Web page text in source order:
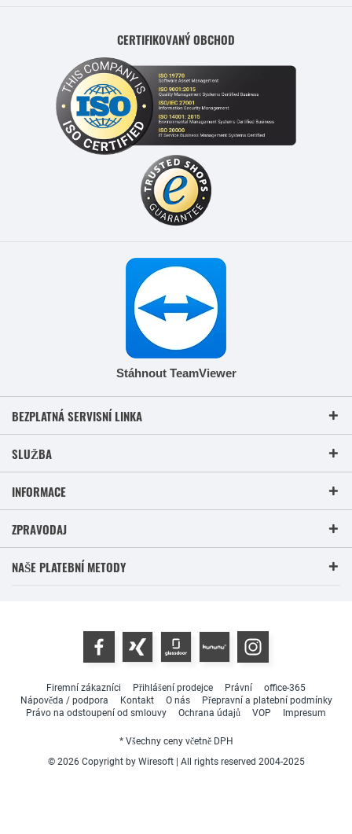
CERTIFIKOVANÝ OBCHOD
Stáhnout TeamViewer
BEZPLATNÁ SERVISNÍ LINKA
SLUŽBA
INFORMACE
ZPRAVODAJ
NAŠE PLATEBNÍ METODY
Firemní zákazníci Přihlášení prodejce Právní
office-365
Nápověda / podpora
Kontakt O nás
Přepravní a platební podmínky
Právo na odstoupení od smlouvy
Ochrana údajů VOP Impresum
* Všechny ceny včetně DPH
© 2026 Copyright by Wiresoft | All rights reserved 2004-2025